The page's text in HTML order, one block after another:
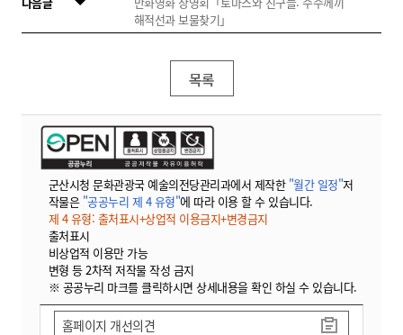
해적선과 보물찾기」
목록
군산시청 문화관광국 예술의전당관리과에서 제작한 "월간 일정"저
작물은 "공공누리 제 4 유형"에 따라 이용 할 수 있습니다.
제 4 유형: 출처표시+상업적 이용금지+변경금지
출처표시
비상업적 이용만 가능
변형 등 2차적 저작물 작성 금지
※ 공공누리 마크를 클릭하시면 상세내용을 확인 하실 수 있습니다.
홈페이지 개선의견